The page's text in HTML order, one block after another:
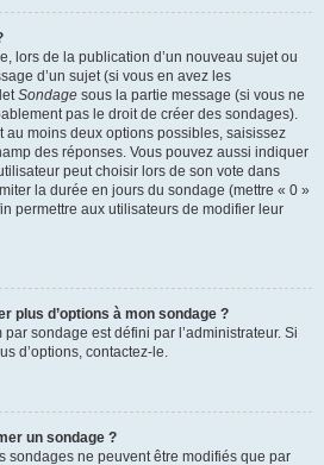
lors de la publication d’un nouveau sujet ou
d’un sujet (si vous en avez les
Sondage sous la partie message (si vous ne
pas le droit de créer des sondages).
au moins deux options possibles, saisissez
des réponses. Vous pouvez aussi indiquer
peut choisir lors de son vote dans
la durée en jours du sondage (mettre « 0 »
permettre aux utilisateurs de modifier leur
plus d’options à mon sondage ?
par sondage est défini par l’administrateur. Si
d’options, contactez-le.
un sondage ?
sondages ne peuvent être modifiés que par